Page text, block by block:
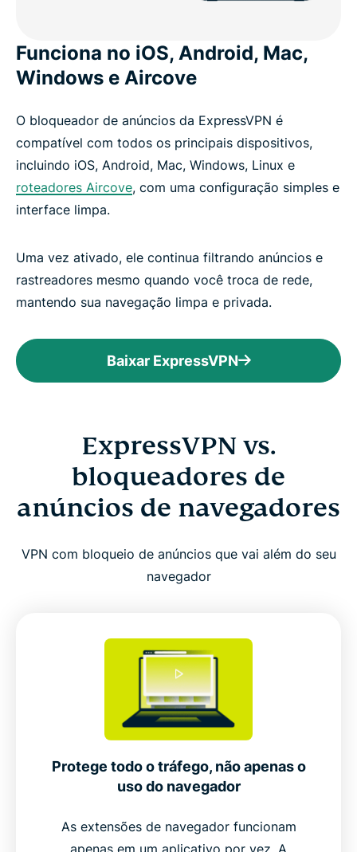
Funciona no iOS, Android, Mac,
Windows e Aircove
O bloqueador de anúncios da ExpressVPN é
compatível com todos os principais dispositivos,
incluindo iOS, Android, Mac, Windows, Linux e
roteadores Aircove, com uma configuração simples e
interface limpa.
Uma vez ativado, ele continua filtrando anúncios e
rastreadores mesmo quando você troca de rede,
mantendo sua navegação limpa e privada.
Baixar ExpressVPN
ExpressVPN vs.
bloqueadores de
anúncios de navegadores
VPN com bloqueio de anúncios que vai além do seu
navegador
Protege todo o tráfego, não apenas o
uso do navegador
As extensões de navegador funcionam
apenas em um aplicativo por vez. A